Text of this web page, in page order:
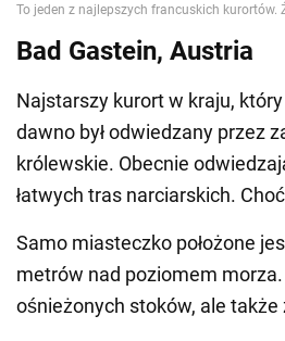
Bad Gastein, Austria
Najstarszy kurort w kraju,
dawno był odwiedzany przez
królewskie. Obecnie
łatwych tras narciarskich.
Samo miasteczko położone
metrów nad poziomem
ośnieżonych stoków, ale